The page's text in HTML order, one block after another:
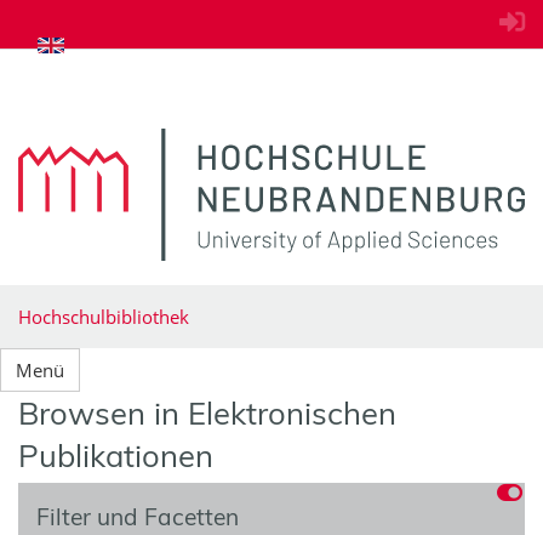
zum Inhalt springen
Hochschulbibliothek
Menü
Browsen in Elektronischen
Publikationen
Filter und Facetten